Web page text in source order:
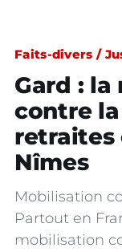
Faits-divers /
Gard :
contre
retraites
Nîmes
Mobilisation
Partout en
mobilisation